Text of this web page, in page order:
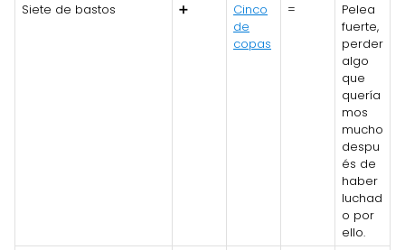
Siete de bastos
➕
Cinco
de
copas
=
Pelea
fuerte,
perder
algo
que
quería
mos
mucho
despu
és de
haber
luchad
o por
ello.